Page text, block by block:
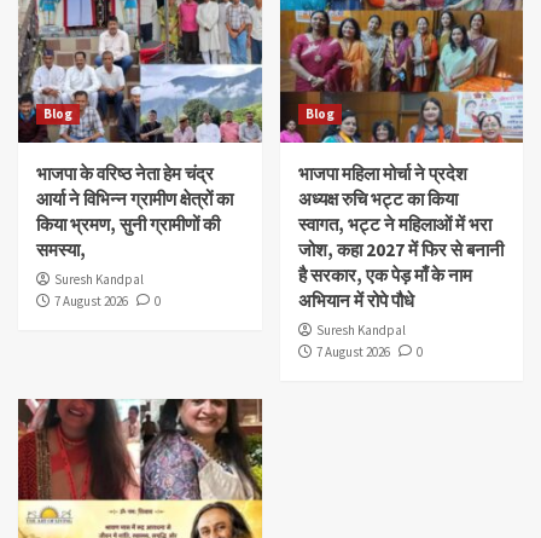
Blog
भाजपा के वरिष्ठ नेता हेम चंद्र
आर्या ने विभिन्न ग्रामीण क्षेत्रों का
किया भ्रमण, सुनी ग्रामीणों की
समस्या,
Suresh Kandpal
7 August 2026
0
Blog
भाजपा महिला मोर्चा ने प्रदेश
अध्यक्ष रुचि भट्ट का किया
स्वागत, भट्ट ने महिलाओं में भरा
जोश, कहा 2027 में फिर से बनानी
है सरकार, एक पेड़ माँ के नाम
अभियान में रोपे पौधे
Suresh Kandpal
7 August 2026
0